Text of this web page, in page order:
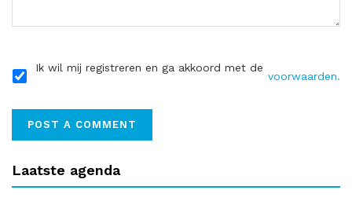
Ik wil mij registreren en ga akkoord met de
voorwaarden.
Laatste agenda